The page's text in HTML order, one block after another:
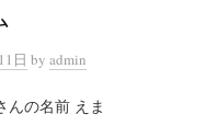
日 by admin
んの名前 えま